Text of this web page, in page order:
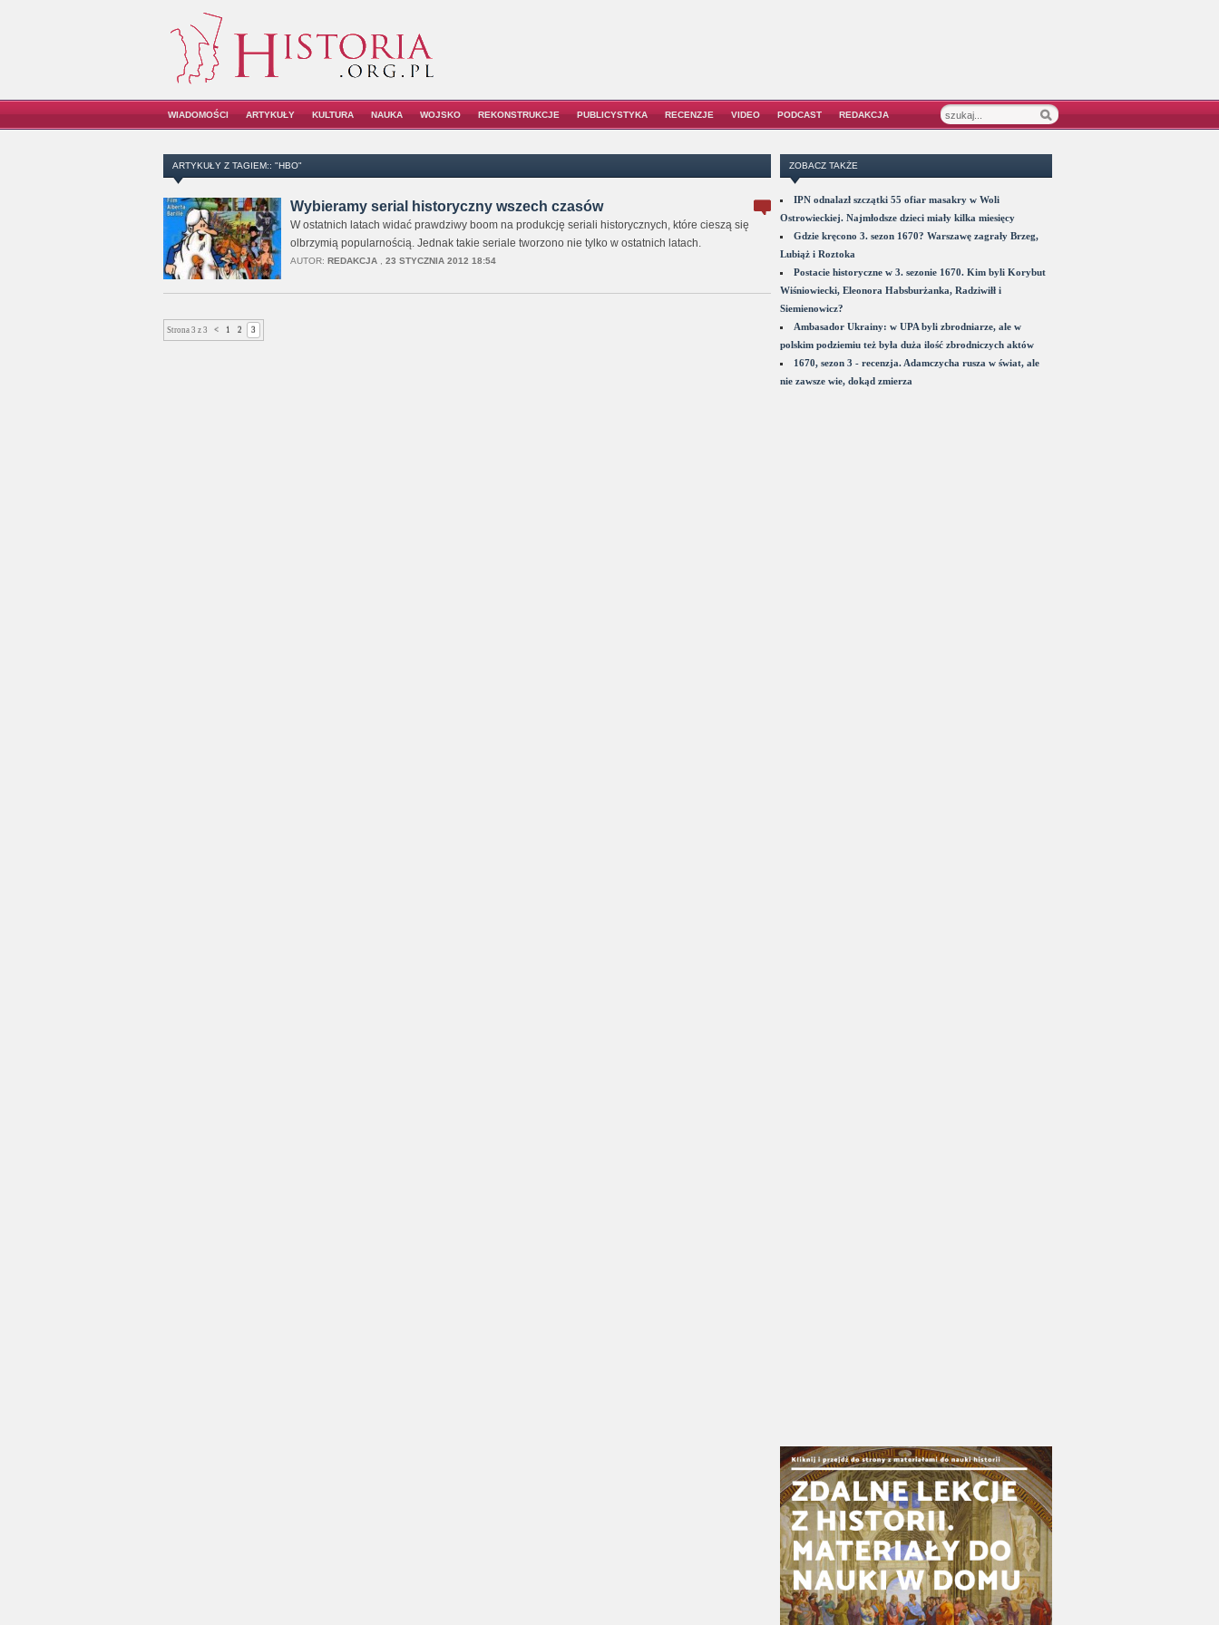
WIADOMOŚCI ARTYKUŁY KULTURA NAUKA WOJSKO REKONSTRUKCJE PUBLICYSTYKA RECENZJE VIDEO PODCAST REDAKCJA
ARTYKUŁY Z TAGIEM:: "HBO"
Wybieramy serial historyczny wszech czasów
W ostatnich latach widać prawdziwy boom na produkcję seriali historycznych, które cieszą się
olbrzymią popularnością. Jednak takie seriale tworzono nie tylko w ostatnich latach.
AUTOR: REDAKCJA, 23 STYCZNIA 2012 18:54
Strona 3 z 3 < 1 2 3
ZOBACZ TAKŻE
IPN odnalazł szczątki 55 ofiar masakry w Woli
Ostrowieckiej. Najmłodsze dzieci miały kilka miesięcy
Gdzie kręcono 3. sezon 1670? Warszawę zagrały Brzeg,
Lubiąż i Roztoka
Postacie historyczne w 3. sezonie 1670. Kim byli Korybut
Wiśniowiecki, Eleonora Habsburżanka, Radziwiłł i
Siemienowicz?
Ambasador Ukrainy: w UPA byli zbrodniarze, ale w
polskim podziemiu też była duża ilość zbrodniczych aktów
1670, sezon 3 - recenzja. Adamczycha rusza w świat, ale
nie zawsze wie, dokąd zmierza